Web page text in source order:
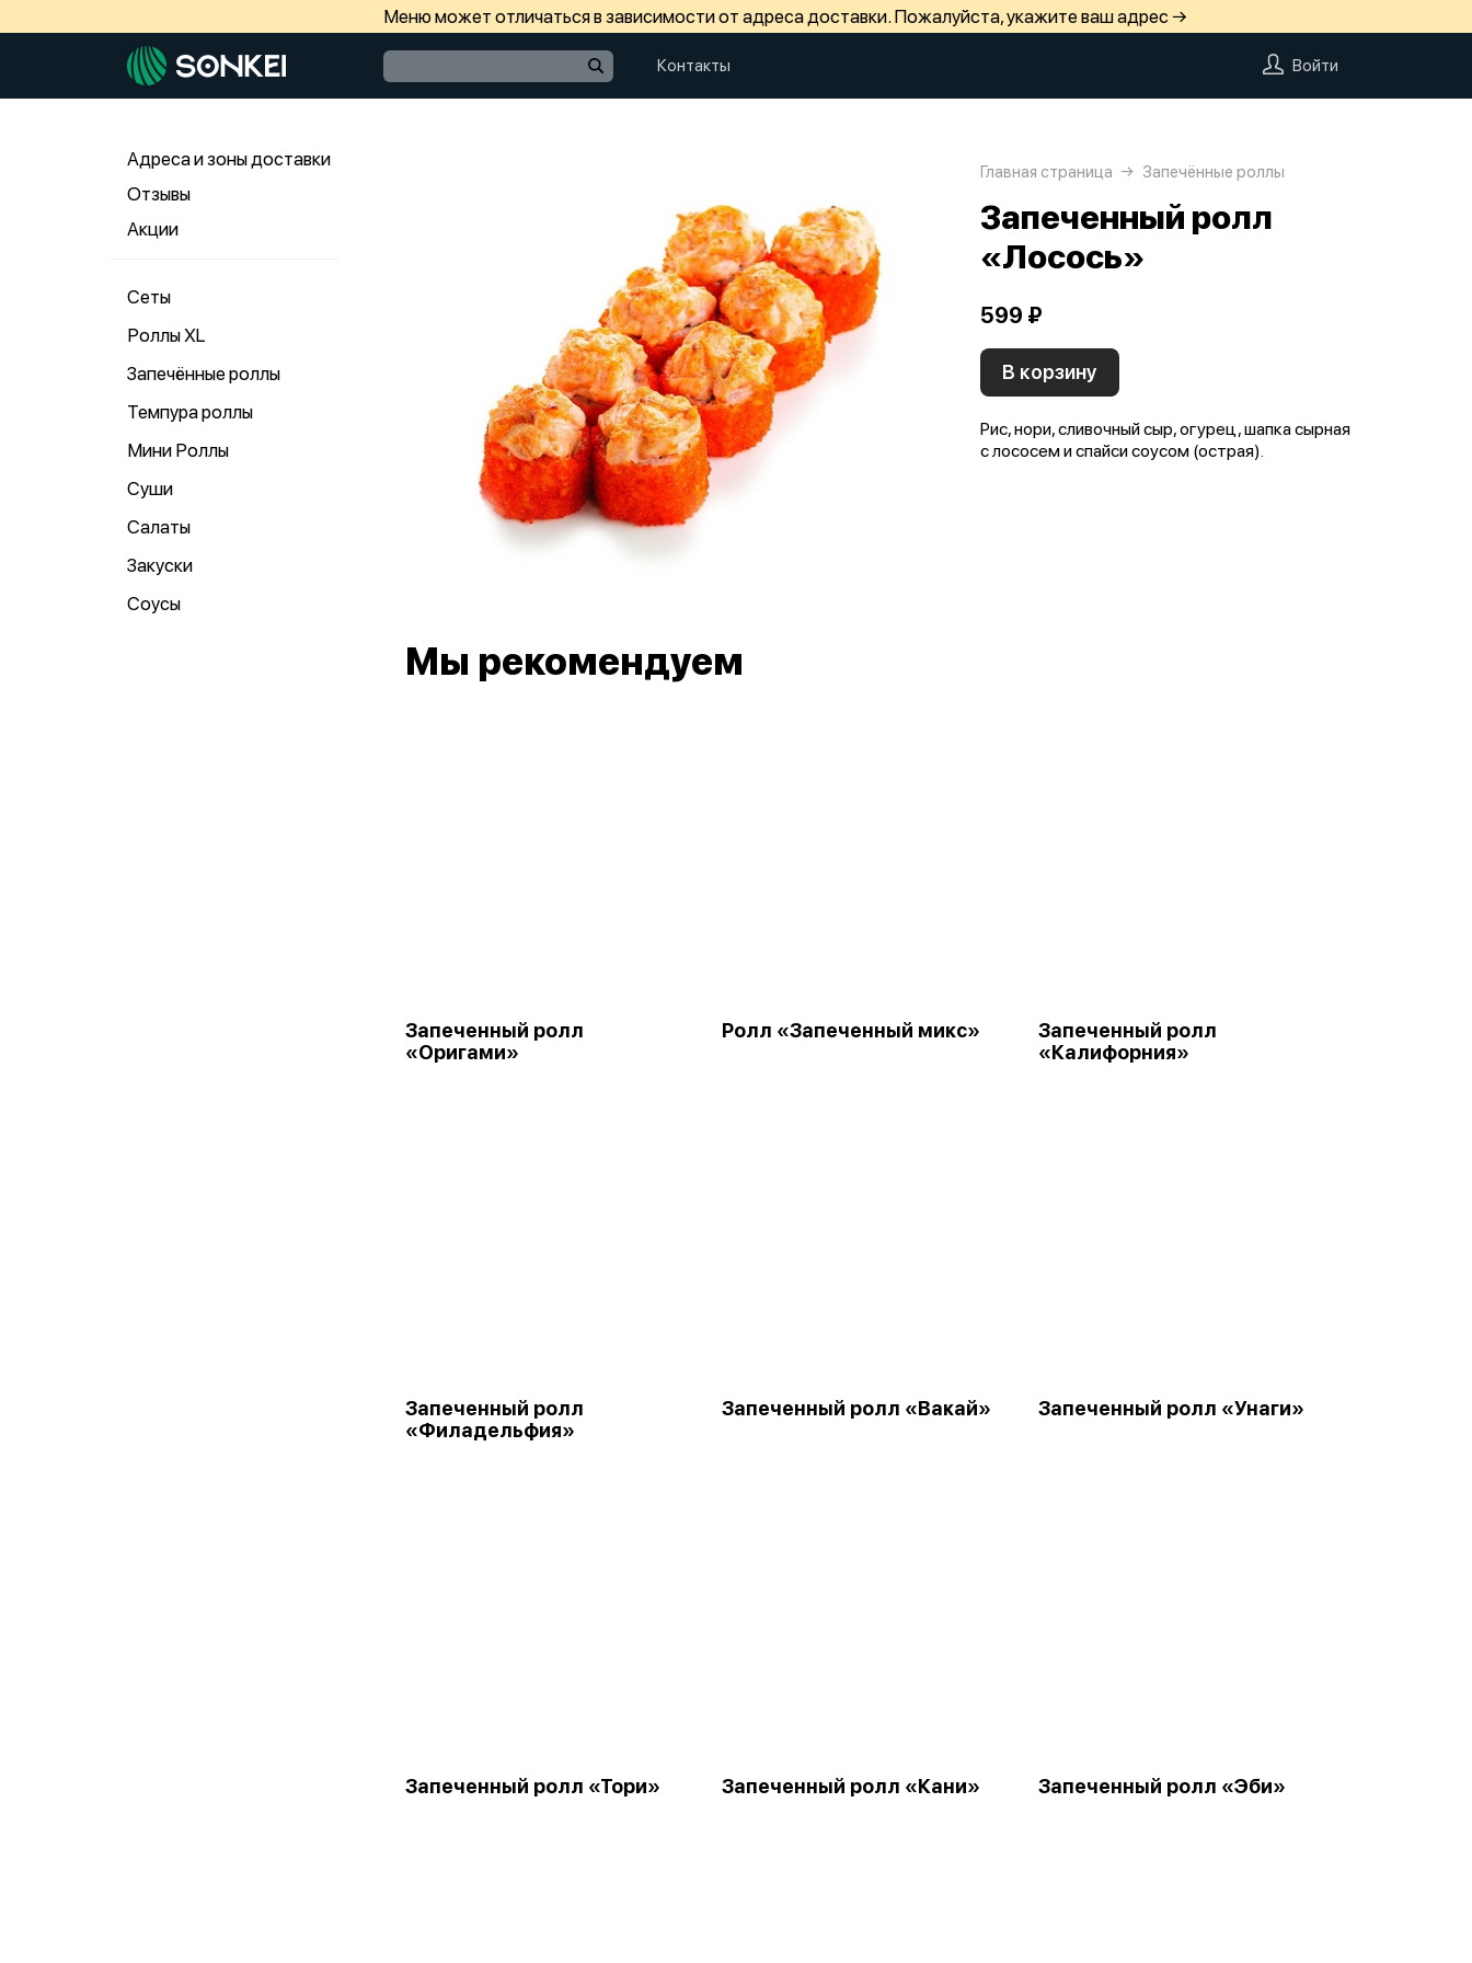
Меню может отличаться в зависимости от адреса доставки. Пожалуйста, укажите ваш адрес →
Контакты Войти
Адреса и зоны доставки
Отзывы
Акции
Сеты
Роллы ХL
Запечённые роллы
Темпура роллы
Мини Роллы
Суши
Салаты
Закуски
Соусы
Главная страница Запечённые роллы
Запеченный ролл
«Лосось»
599 ₽
В корзину
Рис, нори, сливочный сыр, огурец, шапка сырная
с лососем и спайси соусом (острая).
Мы рекомендуем
Запеченный ролл
«Оригами»
Ролл «Запеченный микс»
Запеченный ролл
«Калифорния»
Запеченный ролл
«Филадельфия»
Запеченный ролл «Вакай» Запеченный ролл «Унаги»
Запеченный ролл «Тори» Запеченный ролл «Кани» Запеченный ролл «Эби»